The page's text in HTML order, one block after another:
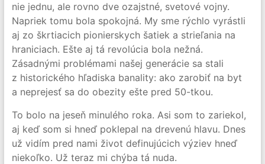
nie jednu, ale rovno dve ozajstné, svetové vojny.
Napriek tomu bola spokojná. My sme rýchlo vyrástli
aj zo škrtiacich pionierskych šatiek a strieľania na
hraniciach. Ešte aj tá revolúcia bola nežná.
Zásadnými problémami našej generácie sa stali
z historického hľadiska banality: ako zarobiť na byt
a neprejesť sa do obezity ešte pred 50-tkou.
To bolo na jeseň minulého roka. Asi som to zariekol,
aj keď som si hneď poklepal na drevenú hlavu. Dnes
už vidím pred nami život definujúcich výziev hneď
niekoľko. Už teraz mi chýba tá nuda.